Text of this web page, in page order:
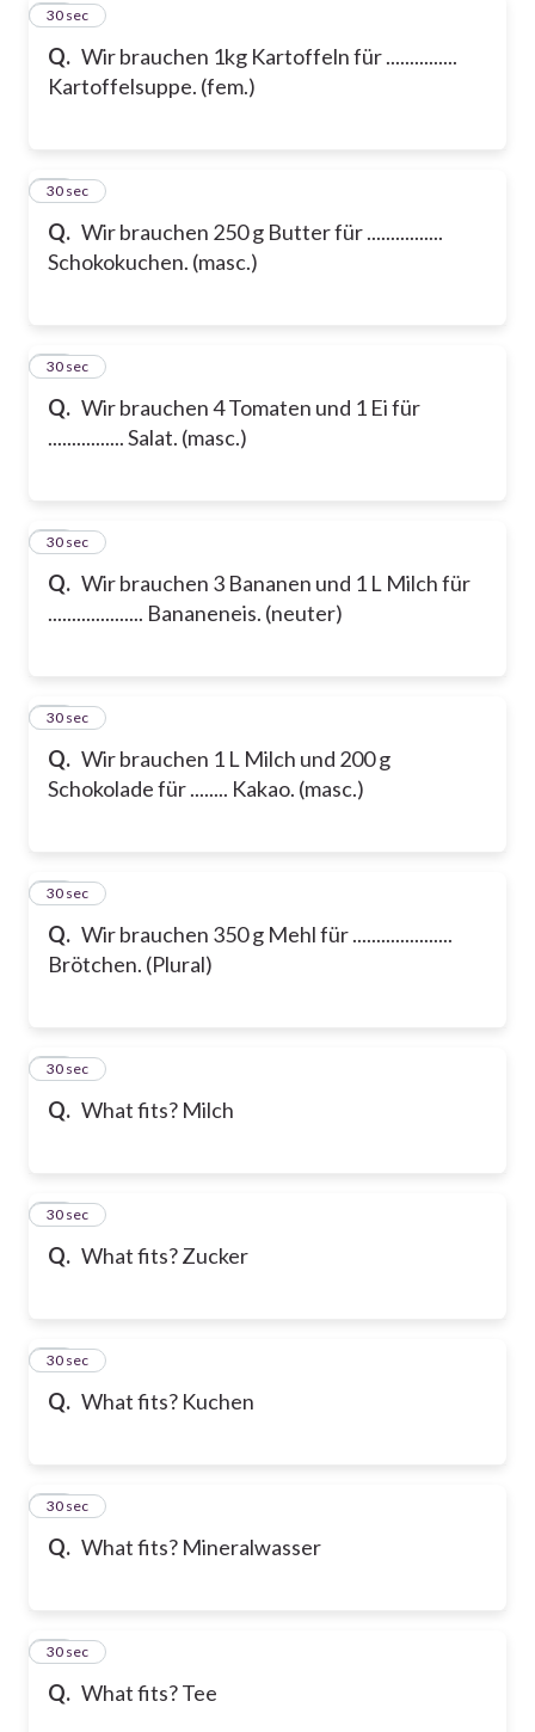
Q. Wir brauchen 1kg Kartoffeln für ...............
Kartoffelsuppe. (fem.)
24
30 sec
Q. Wir brauchen 250 g Butter für ................
Schokokuchen. (masc.)
25
30 sec
Q. Wir brauchen 4 Tomaten und 1 Ei für
................ Salat. (masc.)
26
30 sec
Q. Wir brauchen 3 Bananen und 1 L Milch für
.................... Bananeneis. (neuter)
27
30 sec
Q. Wir brauchen 1 L Milch und 200 g
Schokolade für ........ Kakao. (masc.)
28
30 sec
Q. Wir brauchen 350 g Mehl für .....................
Brötchen. (Plural)
29
30 sec
Q. What fits? Milch
30
30 sec
Q. What fits? Zucker
31
30 sec
Q. What fits? Kuchen
32
30 sec
Q. What fits? Mineralwasser
33
30 sec
Q. What fits? Tee
34
30 sec